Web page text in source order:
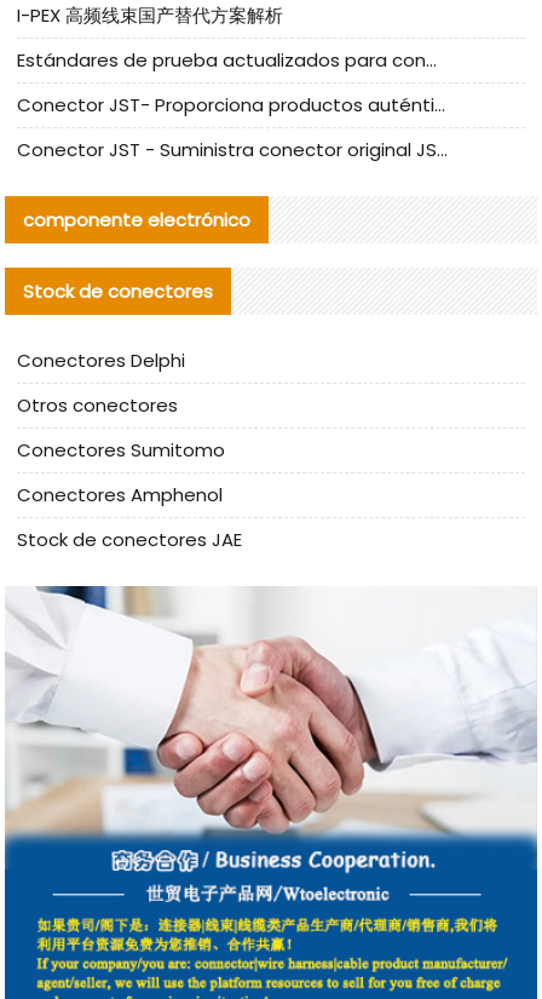
I-PEX 高频线束国产替代方案解析
Estándares de prueba actualizados para conectores nacionales bajo la referencia de CLIFF
Conector JST- Proporciona productos auténticos y alternativos del conector JST NSHR-02V-S
Conector JST - Suministra conector original JST GHR-09V-S | productos alternativos
componente electrónico
Stock de conectores
Conectores Delphi
Otros conectores
Conectores Sumitomo
Conectores Amphenol
Stock de conectores JAE